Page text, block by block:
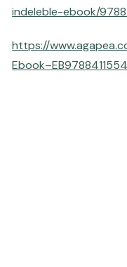
indeleble-ebook/
https://